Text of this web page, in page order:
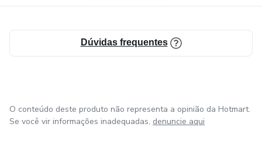
Dúvidas frequentes
O conteúdo deste produto não representa a opinião da Hotmart.
Se você vir informações inadequadas, denuncie aqui